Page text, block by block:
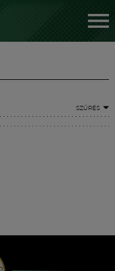
SZŰRÉS